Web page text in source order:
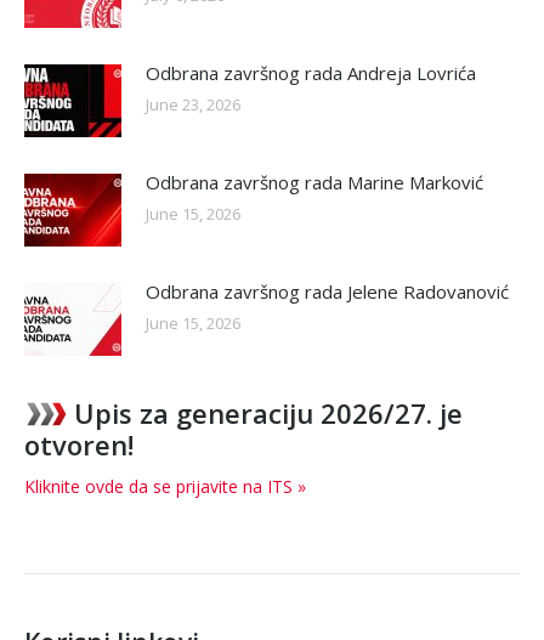
Odbrana završnog rada Andreja Lovrića
June 23, 2026
Odbrana završnog rada Marine Marković
June 15, 2026
Odbrana završnog rada Jelene Radovanović
June 15, 2026
Upis za generaciju 2026/27. je
otvoren!
Kliknite ovde da se prijavite na ITS »